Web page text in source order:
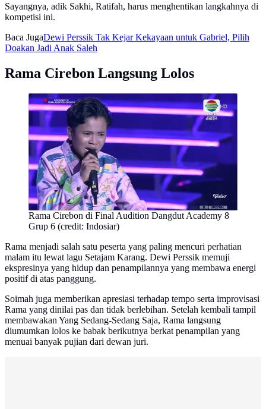
Sayangnya, adik Sakhi, Ratifah, harus menghentikan langkahnya di
kompetisi ini.
Baca JugaDewi Perssik Tak Kejar Kekayaan untuk Gabriel, Pilih
Doakan Jadi Anak Saleh
Rama Cirebon Langsung Lolos
Rama Cirebon di Final Audition Dangdut Academy 8
Grup 6 (credit: Indosiar)
Rama menjadi salah satu peserta yang paling mencuri perhatian
malam itu lewat lagu Setajam Karang. Dewi Perssik memuji
ekspresinya yang hidup dan penampilannya yang membawa energi
positif di atas panggung.
Soimah juga memberikan apresiasi terhadap tempo serta improvisasi
Rama yang dinilai pas dan tidak berlebihan. Setelah kembali tampil
membawakan Yang Sedang-Sedang Saja, Rama langsung
diumumkan lolos ke babak berikutnya berkat penampilan yang
menuai banyak pujian dari dewan juri.